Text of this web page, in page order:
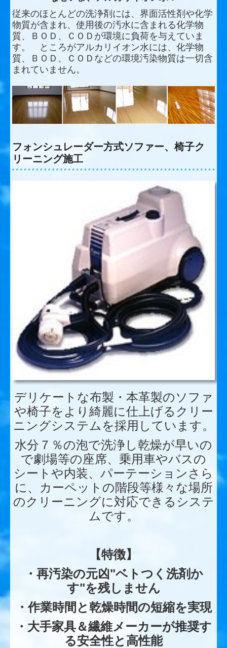
従来のほとんどの洗浄剤には、界面活性剤や化学
物質が含まれ、使用後の汚水に含まれる化学物
質、ＢＯＤ、ＣＯＤが環境に負荷を与えていま
す。 ところがアルカリイオン水には、化学物
質、ＢＯＤ、ＣＯＤなどの環境汚染物質は一切含
まれていません。
フォンシュレーダー方式ソファー、椅子ク
リーニング施工
デリケートな布製・本革製のソファ
や椅子をより綺麗に仕上げるクリー
ニングシステムを採用しています。
水分７％の泡で洗浄し乾燥が早いの
で劇場等の座席、乗用車やバスの
シートや内装、パーテーションさら
に、カーペットの階段等様々な場所
のクリーニングに対応できるシステ
ムです。
【特徴】
・再汚染の元凶"ベトつく洗剤か
す"を残しません
・作業時間と乾燥時間の短縮を実現
・大手家具＆繊維メーカーが推奨す
る安全性と高性能